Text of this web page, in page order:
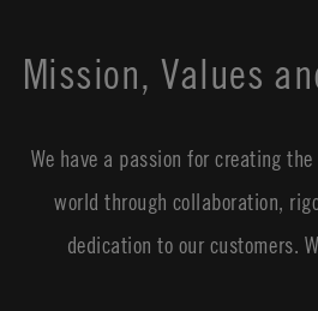
Mission, Values
We have a passion for creating
world through collaboration,
dedication to our customers.